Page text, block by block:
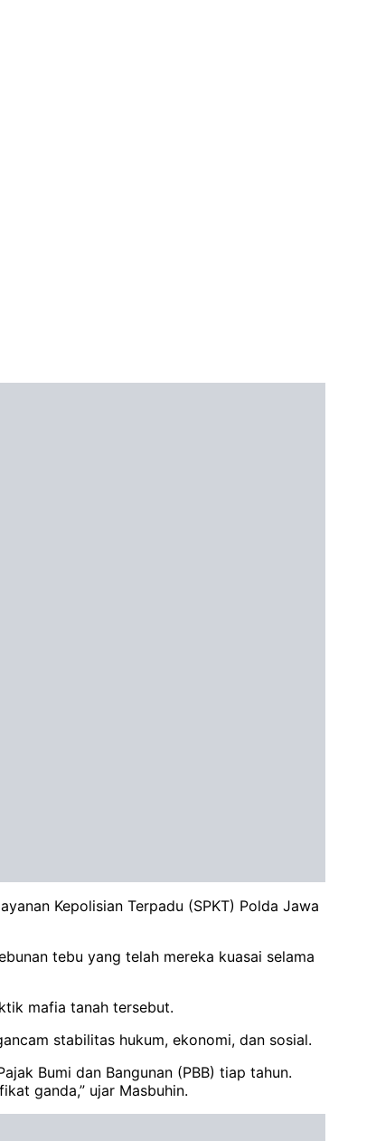
Kepolisian Terpadu (SPKT) Polda Jawa
tebu yang telah mereka kuasai selama
mafia tanah tersebut.
stabilitas hukum, ekonomi, dan sosial.
Bumi dan Bangunan (PBB) tiap tahun.
ganda,” ujar Masbuhin.